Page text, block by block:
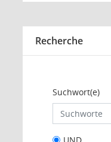
Recherche
Suchwort(e)